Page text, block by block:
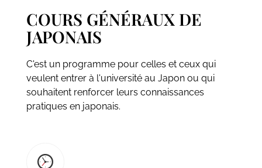
COURS GÉNÉRAUX DE
JAPONAIS
C'est un programme pour celles et ceux qui
veulent entrer à l'université au Japon ou qui
souhaitent renforcer leurs connaissances
pratiques en japonais.